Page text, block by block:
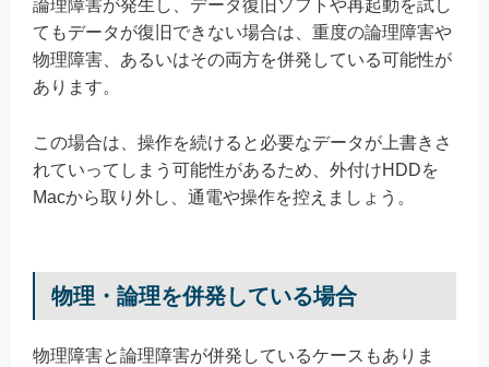
論理障害が発生し、データ復旧ソフトや再起動を試し
てもデータが復旧できない場合は、重度の論理障害や
物理障害、あるいはその両方を併発している可能性が
あります。
この場合は、操作を続けると必要なデータが上書きさ
れていってしまう可能性があるため、外付けHDDを
Macから取り外し、通電や操作を控えましょう。
物理・論理を併発している場合
物理障害と論理障害が併発しているケースもありま